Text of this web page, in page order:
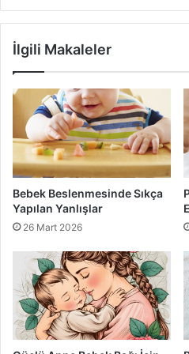
oyuncakların temizliğine
katılması, bebeklerin
oyunları daha eğlenceli
bebeklerle birlikte
oyunlara dahil olmalıdır.
keyif almalarına yardımcı
Bebeklerle eğlenceli ve eğitici
kritik bir rol oynar. Bu
sosyal becerilerini
bağ kurmalarını sağlar. Renk
İlgili Makaleler
Bebek Beslenmesinde Sıkça
Yapılan Yanlışlar
26 Mart 2026